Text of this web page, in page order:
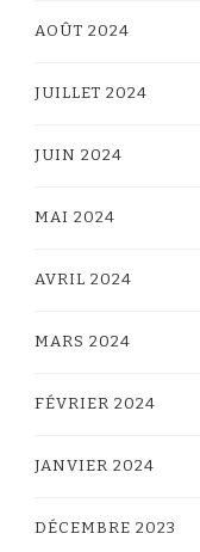
AOÛT 2024
JUILLET 2024
JUIN 2024
MAI 2024
AVRIL 2024
MARS 2024
FÉVRIER 2024
JANVIER 2024
DÉCEMBRE 2023